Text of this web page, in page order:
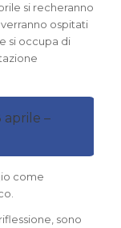
si recheranno
ospitati
si occupa di
aprile –
come
sono